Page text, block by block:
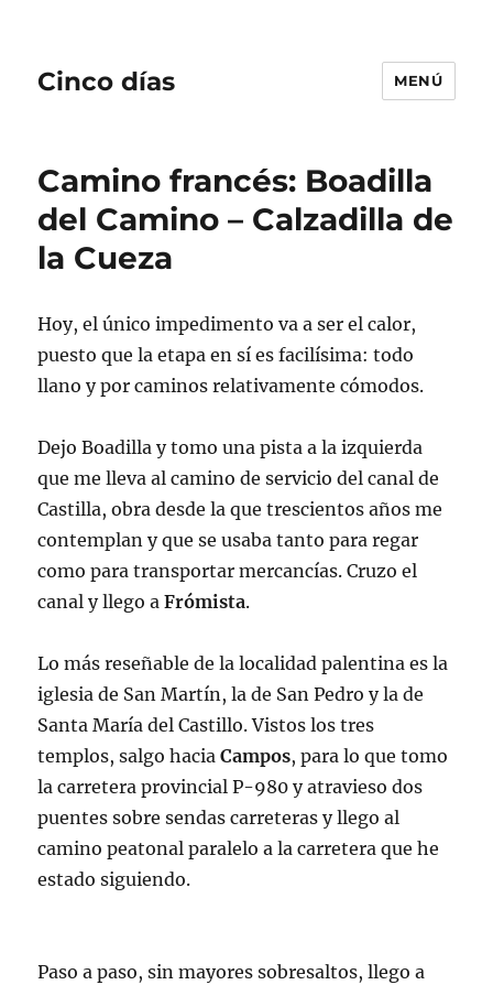
Cinco días MENÚ
Camino francés: Boadilla
del Camino – Calzadilla de
la Cueza
Hoy, el único impedimento va a ser el calor,
puesto que la etapa en sí es facilísima: todo
llano y por caminos relativamente cómodos.
Dejo Boadilla y tomo una pista a la izquierda
que me lleva al camino de servicio del canal de
Castilla, obra desde la que trescientos años me
contemplan y que se usaba tanto para regar
como para transportar mercancías. Cruzo el
canal y llego aFrómista.
Lo más reseñable de la localidad palentina es la
iglesia de San Martín, la de San Pedro y la de
Santa María del Castillo. Vistos los tres
templos, salgo haciaCampos, para lo que tomo
la carretera provincial P-980 y atravieso dos
puentes sobre sendas carreteras y llego al
camino peatonal paralelo a la carretera que he
estado siguiendo.
Paso a paso, sin mayores sobresaltos, llego a